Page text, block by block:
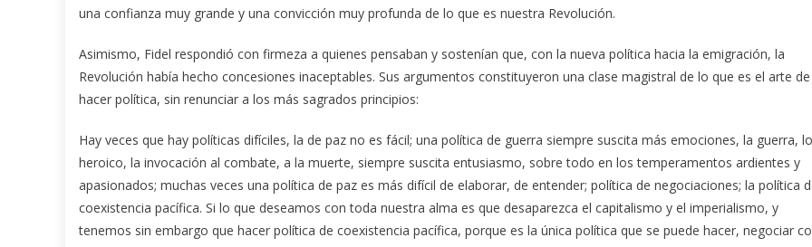
una confianza muy grande y una convicción muy profunda de lo que es nuestra Revolución.
Asimismo, Fidel respondió con firmeza a quienes pensaban y sostenían que, con la nueva política hacia la emigración, la
Revolución había hecho concesiones inaceptables. Sus argumentos constituyeron una clase magistral de lo que es el arte de
hacer política, sin renunciar a los más sagrados principios:
Hay veces que hay políticas difíciles, la de paz no es fácil; una política de guerra siempre suscita más emociones, la guerra, lo
heroico, la invocación al combate, a la muerte, siempre suscita entusiasmo, sobre todo en los temperamentos ardientes y
apasionados; muchas veces una política de paz es más difícil de elaborar, de entender; política de negociaciones; la política
coexistencia pacífica. Si lo que deseamos con toda nuestra alma es que desaparezca el capitalismo y el imperialismo, y
tenemos sin embargo que hacer política de coexistencia pacífica, porque es la única política que se puede hacer, negociar